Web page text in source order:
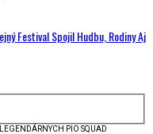
Festival Spojil Hudbu, Rodiny Aj
PIO SQUAD